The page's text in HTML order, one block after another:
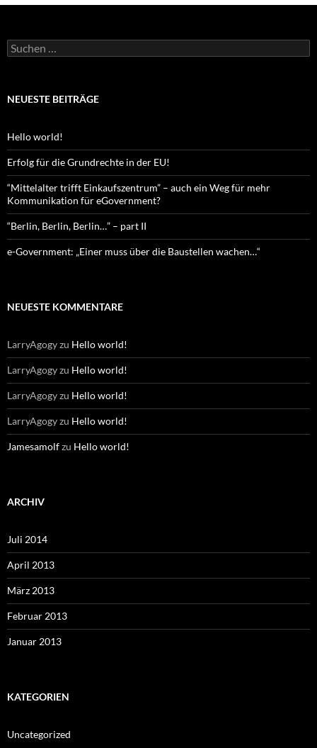
Suchen
nach:
NEUESTE BEITRÄGE
Hello world!
Erfolg für die Grundrechte in der EU!
“Mittelalter trifft Einkaufszentrum” – auch ein Weg für mehr
Kommunikation für eGovernment?
“Berlin, Berlin, Berlin…” – part II
e-Government: „Einer muss über die Baustellen wachen…“
NEUESTE KOMMENTARE
LarryAgogyzu Hello world!
LarryAgogyzu Hello world!
LarryAgogyzu Hello world!
LarryAgogyzu Hello world!
Jamesamolfzu Hello world!
ARCHIV
Juli 2014
April 2013
März 2013
Februar 2013
Januar 2013
KATEGORIEN
Uncategorized